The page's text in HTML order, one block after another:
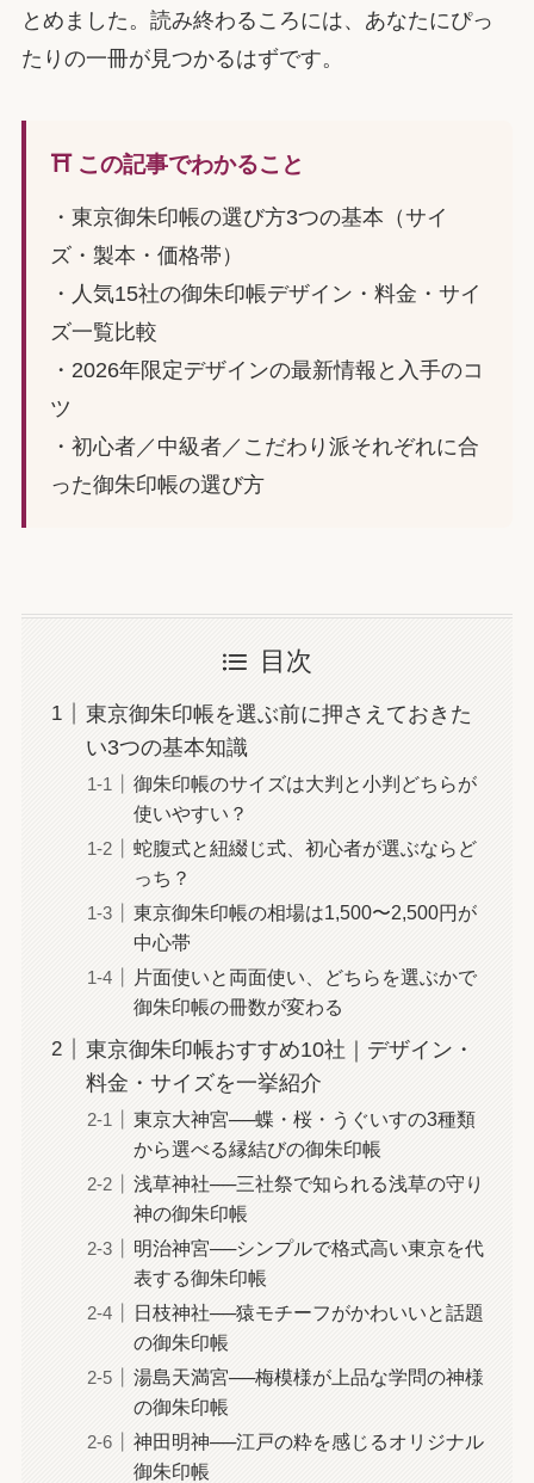
とめました。読み終わるころには、あなたにぴっ
たりの一冊が見つかるはずです。
⛩️ この記事でわかること
・東京御朱印帳の選び方3つの基本（サイ
ズ・製本・価格帯）
・人気15社の御朱印帳デザイン・料金・サイ
ズ一覧比較
・2026年限定デザインの最新情報と入手のコ
ツ
・初心者／中級者／こだわり派それぞれに合
った御朱印帳の選び方
目次
東京御朱印帳を選ぶ前に押さえておきた
い3つの基本知識
御朱印帳のサイズは大判と小判どちらが
使いやすい？
蛇腹式と紐綴じ式、初心者が選ぶならど
っち？
東京御朱印帳の相場は1,500〜2,500円が
中心帯
片面使いと両面使い、どちらを選ぶかで
御朱印帳の冊数が変わる
東京御朱印帳おすすめ10社｜デザイン・
料金・サイズを一挙紹介
東京大神宮──蝶・桜・うぐいすの3種類
から選べる縁結びの御朱印帳
浅草神社──三社祭で知られる浅草の守り
神の御朱印帳
明治神宮──シンプルで格式高い東京を代
表する御朱印帳
日枝神社──猿モチーフがかわいいと話題
の御朱印帳
湯島天満宮──梅模様が上品な学問の神様
の御朱印帳
神田明神──江戸の粋を感じるオリジナル
御朱印帳